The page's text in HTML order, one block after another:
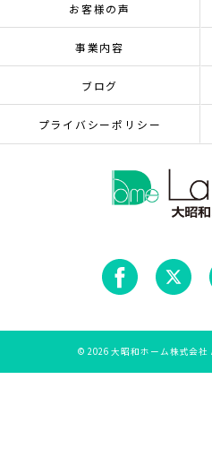
お客様の声
事業内容
ブログ
プライバシーポリシー
© 2026 大昭和ホーム株式会社